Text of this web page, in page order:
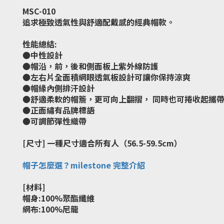
MSC-010
追求極致透氣性與舒適配戴感的經典帽款。
性能總結:
●中性設計
●帽沿，前，後和側面板上紫外線防護
●左右片全面積網眼透氣板設計可讓你保持涼爽
●帽緣內側排汗設計
●舒適柔軟的帽簷，更可向上翻摺， 同時也可捲收起攜帶
●正面繡有品牌標語
●可調節彈性織帶
[尺寸] 一種尺寸適合所有人（56.5-59.5cm）
帽子怎麼選？milestone 完整介紹
[材料]
帽身:100%聚酯纖維
網布:100%尼龍